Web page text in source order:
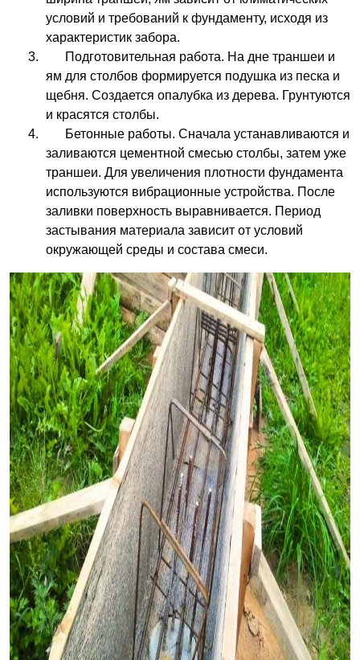
условий и требований к фундаменту, исходя из
характеристик забора.
Подготовительная работа. На дне траншеи и
ям для столбов формируется подушка из песка и
щебня. Создается опалубка из дерева. Грунтуются
и красятся столбы.
Бетонные работы. Сначала устанавливаются и
заливаются цементной смесью столбы, затем уже
траншеи. Для увеличения плотности фундамента
используются вибрационные устройства. После
заливки поверхность выравнивается. Период
застывания материала зависит от условий
окружающей среды и состава смеси.